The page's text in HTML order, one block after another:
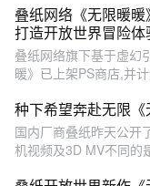
叠纸网络《无限暖
打造开放世界冒险体
叠纸网络旗下基于虚幻
暖》已上架PS商店,并
种下希望奔赴无限
国内厂商叠纸昨天公开
机视频及3D MV不同的